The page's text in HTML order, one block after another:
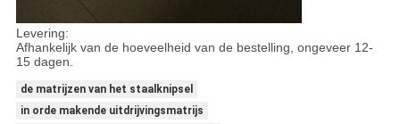
Levering:
Afhankelijk van de hoeveelheid van de bestelling, ongeveer 12-
15 dagen.
de matrijzen van het staalknipsel
in orde makende uitdrijvingsmatrijs